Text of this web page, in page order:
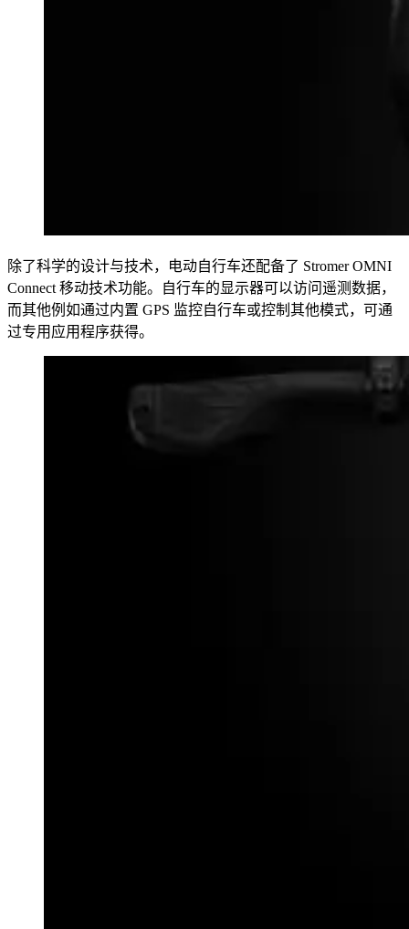
除了科学的设计与技术，电动自行车还配备了 Stromer OMNI
Connect 移动技术功能。自行车的显示器可以访问遥测数据，
而其他例如通过内置 GPS 监控自行车或控制其他模式，可通
过专用应用程序获得。